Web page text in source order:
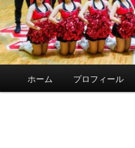
ホーム プロフィール